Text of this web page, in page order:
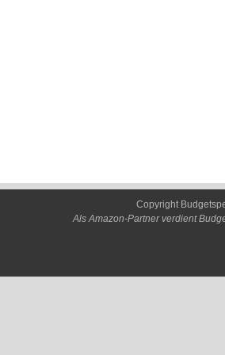
Copyright
Als Amazon-Partner verdient